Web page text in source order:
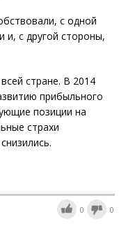
с одной
и, с другой стороны,
стране. В 2014
прибыльного
позиции на
страхи
0 0